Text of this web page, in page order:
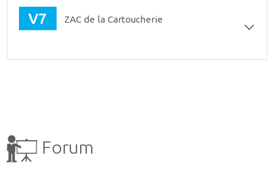
ZAC de la Cartoucherie
Forum